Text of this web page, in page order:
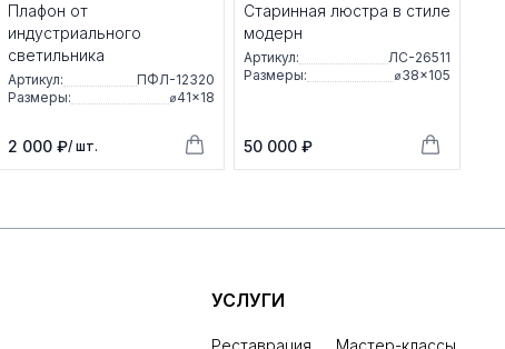
Плафон от
индустриального
светильника
Артикул:
ПФЛ-12320
Размеры:
⌀41×18
2 000 ₽/ шт.
Старинная люстра в стиле
модерн
Артикул:
ЛС-26511
Размеры:
⌀38×105
50 000 ₽
УСЛУГИ